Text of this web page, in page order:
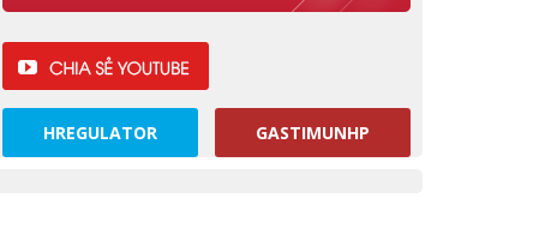
HREGULATOR GASTIMUNHP